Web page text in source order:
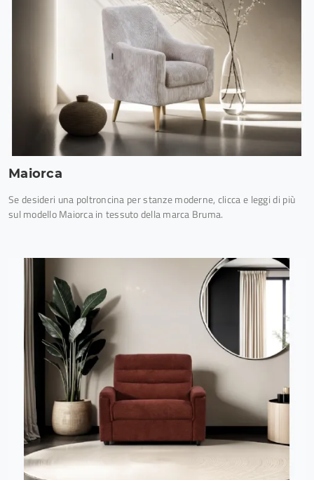
Maiorca
Se desideri una poltroncina per stanze moderne, clicca e leggi di più
sul modello Maiorca in tessuto della marca Bruma.